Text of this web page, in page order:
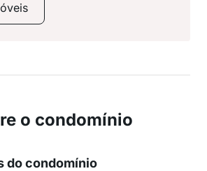
o condomínio
do condomínio